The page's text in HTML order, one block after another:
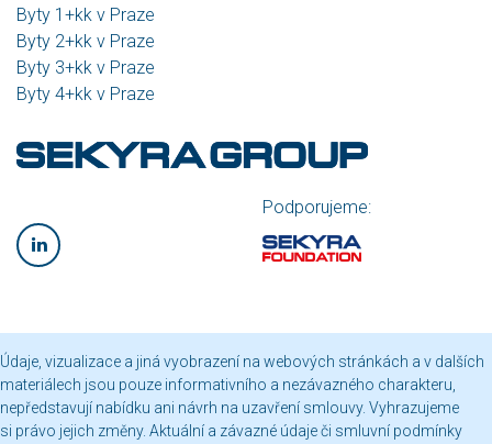
Byty 1+kk v Praze
Byty 2+kk v Praze
Byty 3+kk v Praze
Byty 4+kk v Praze
Podporujeme:
Údaje, vizualizace a jiná vyobrazení na webových stránkách a v dalších
materiálech jsou pouze informativního a nezávazného charakteru,
nepředstavují nabídku ani návrh na uzavření smlouvy. Vyhrazujeme
si právo jejich změny. Aktuální a závazné údaje či smluvní podmínky